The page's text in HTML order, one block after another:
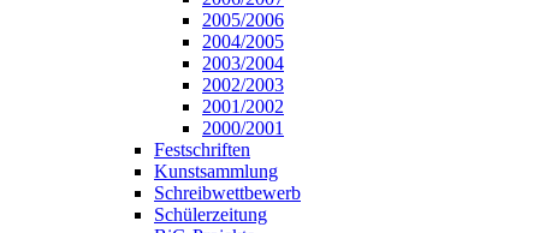
2005/2006
2004/2005
2003/2004
2002/2003
2001/2002
2000/2001
Festschriften
Kunstsammlung
Schreibwettbewerb
Schülerzeitung